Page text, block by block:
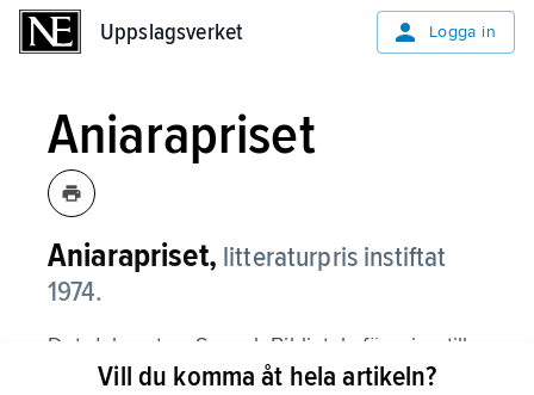
Uppslagsverket Logga in
Aniarapriset
Aniarapriset, litteraturpris instiftat
1974.
Det delas ut av Svensk Biblioteksförening till
en författare av skönlitteratur för vuxna. Priset
Vill du komma åt hela artikeln?